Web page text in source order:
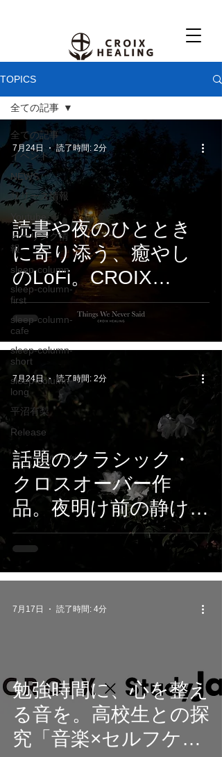
TOPICS
全ての記事
イベント
NEWS
リリース情報
ヒーリング情
報
sleep-column
sleep-column-
first
sleep-column-
cafe
sleep-column-
short
sleep-column-
long
平沼有梨
Release
全ての記事
読書や夜のひととき
に寄り添う、癒やし
のLoFi。CROIX
HEALING『Things
We Never Said』7月
24日配信開始
7月24日 読了時間: 2分
話題のクラシック・
クロスオーバー作
品。夜明け前の静けさ
を映すピアノ・ヒー
リングアルバム、
Classy Moon『The
Garden After
7月24日 読了時間: 2分
勉強時間に、心を整え
る音を。高校生との探
究「音楽×セルフケ
7月17日 読了時間: 4分